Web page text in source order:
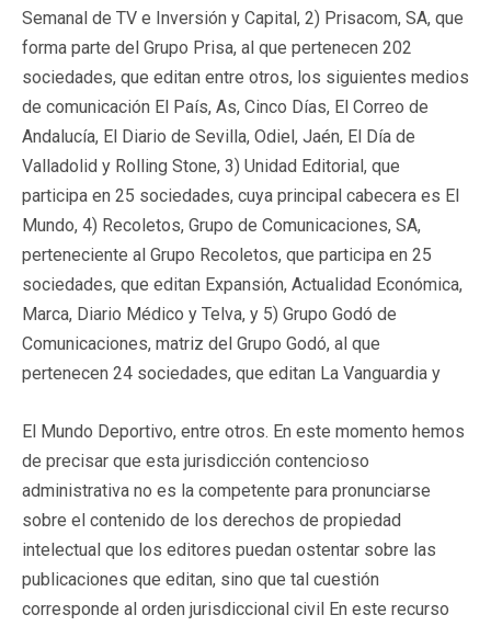
Semanal de TV e Inversión y Capital, 2) Prisacom, SA, que
forma parte del Grupo Prisa, al que pertenecen 202
sociedades, que editan entre otros, los siguientes medios
de comunicación El País, As, Cinco Días, El Correo de
Andalucía, El Diario de Sevilla, Odiel, Jaén, El Día de
Valladolid y Rolling Stone, 3) Unidad Editorial, que
participa en 25 sociedades, cuya principal cabecera es El
Mundo, 4) Recoletos, Grupo de Comunicaciones, SA,
perteneciente al Grupo Recoletos, que participa en 25
sociedades, que editan Expansión, Actualidad Económica,
Marca, Diario Médico y Telva, y 5) Grupo Godó de
Comunicaciones, matriz del Grupo Godó, al que
pertenecen 24 sociedades, que editan La Vanguardia y
El Mundo Deportivo, entre otros. En este momento hemos
de precisar que esta jurisdicción contencioso
administrativa no es la competente para pronunciarse
sobre el contenido de los derechos de propiedad
intelectual que los editores puedan ostentar sobre las
publicaciones que editan, sino que tal cuestión
corresponde al orden jurisdiccional civil En este recurso